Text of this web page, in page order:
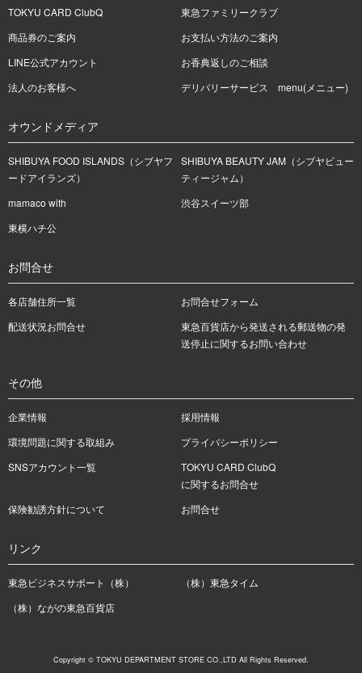
TOKYU CARD ClubQ
東急ファミリークラブ
商品券のご案内
お支払い方法のご案内
LINE公式アカウント
お香典返しのご相談
法人のお客様へ
デリバリーサービス menu(メニュー)
オウンドメディア
SHIBUYA FOOD ISLANDS（シブヤフ
ードアイランズ）
SHIBUYA BEAUTY JAM（シブヤビュー
ティージャム）
mamaco with
渋谷スイーツ部
東横ハチ公
お問合せ
各店舗住所一覧
お問合せフォーム
配送状況お問合せ
東急百貨店から発送される郵送物の発
送停止に関するお問い合わせ
その他
企業情報
採用情報
環境問題に関する取組み
プライバシーポリシー
SNSアカウント一覧
TOKYU CARD ClubQ
に関するお問合せ
保険勧誘方針について
お問合せ
リンク
東急ビジネスサポート（株）
（株）東急タイム
（株）ながの東急百貨店
Copyright © TOKYU DEPARTMENT STORE CO.,LTD All Rights Reserved.